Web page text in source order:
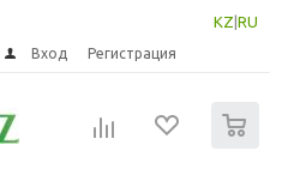
KZ RU
Вход Регистрация